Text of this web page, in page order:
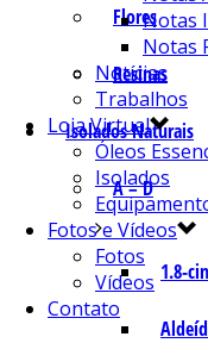
Flores
Resinas
Isolados Naturais
A – D
1.8-
Notas
Notas
Notícias
Trabalhos
Loja Virtual
Óleos
Isolados
Fotos e Vídeos
Fotos
Vídeos
Contato